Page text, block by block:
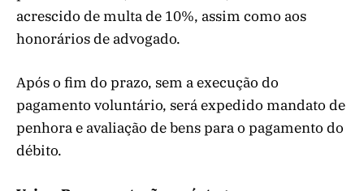
acrescido de multa de 10%, assim como aos
honorários de advogado.
Após o fim do prazo, sem a execução do
pagamento voluntário, será expedido mandato de
penhora e avaliação de bens para o pagamento do
débito.